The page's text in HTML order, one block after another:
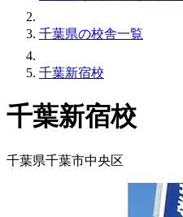
千葉県の校舎一覧
千葉新宿校
千葉新宿校
千葉県千葉市中央区